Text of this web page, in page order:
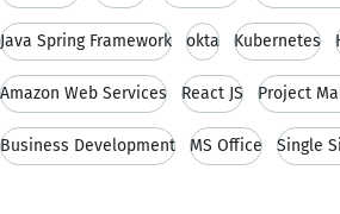
Java Spring Framework okta Kubernetes
Amazon Web Services React JS Project
Business Development MS Office Single